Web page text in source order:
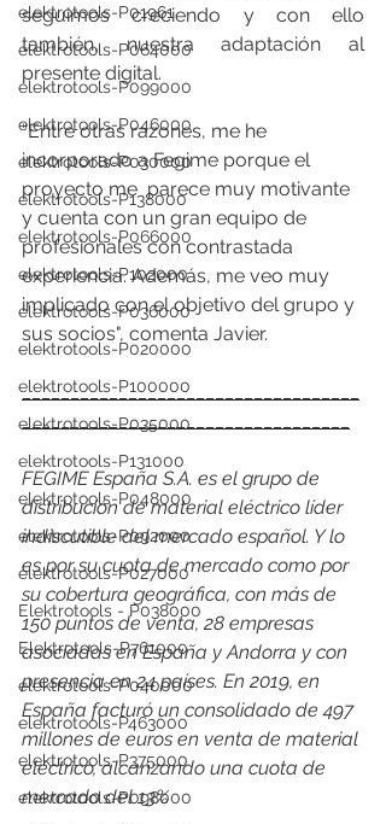
elektrotools-P01961
elektrotools-P064000
elektrotools-P099000
elektrotools-P046000
elektrotools-P030000
elektrotools-P138000
elektrotools-P066000
elektrotools-P102000
elektrotools-P036000
elektrotools-P020000
elektrotools-P100000
elektrotools-P035000
elektrotools-P131000
elektrotools-P048000
elektrotools-P092000
elektrotools-P027000
Elektrotools - P038000
Elektrotools-P761000
elektrotools-P040000
elektrotools-P463000
elektrotools-P375000
elektrotools-P098000
seguimos creciendo y con ello
también, nuestra adaptación al
presente digital.
“Entre otras razones, me he
incorporado a Fegime porque el
proyecto me  parece muy motivante
y cuenta con un gran equipo de
profesionales con contrastada
experiencia. Además, me veo muy
implicado con el objetivo del grupo y
sus socios", comenta Javier.
___________________________________
__________________________________
FEGIME España S.A. es el grupo de
distribución de material eléctrico líder
indiscutible del mercado español. Y lo
es por su cuota de mercado como por
su cobertura geográfica, con más de
150 puntos de venta, 28 empresas
asociadas en España y Andorra y con
presencia en 24 países. En 2019, en
España facturó un consolidado de 497
millones de euros en venta de material
eléctrico, alcanzando una cuota de
mercado del 13%